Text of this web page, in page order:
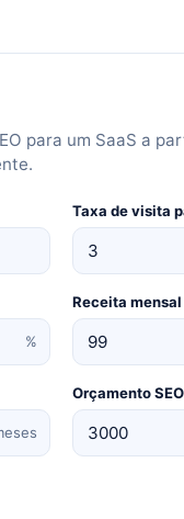
para um SaaS a
Taxa de visita
%
Receita
Orçamento